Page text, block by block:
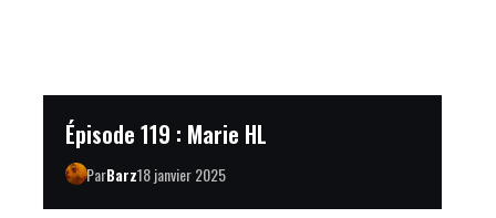
Épisode 119 : Marie HL
ParBarz18 janvier 2025